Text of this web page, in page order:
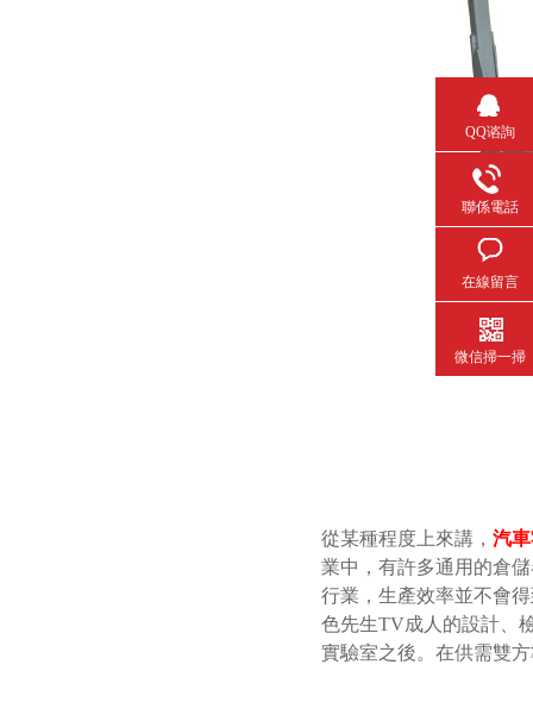
從某種程度上來講， 汽
業中，有許多通用的倉儲
行業，生產效率並不會
色先生TV成人的設計
實驗室之後。在供需雙
QQ谘詢
聯係電話
在線留言
微信掃一掃